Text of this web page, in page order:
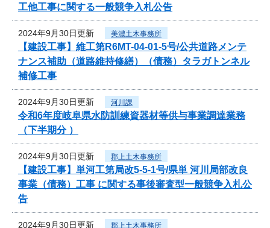
工他工事に関する一般競争入札公告
2024年9月30日更新 美濃土木事務所
【建設工事】維工第R6MT-04-01-5号/公共道路メンテ
ナンス補助（道路維持修繕）（債務）タラガトンネル
補修工事
2024年9月30日更新 河川課
令和6年度岐阜県水防訓練資器材等供与事業調達業務
（下半期分 ）
2024年9月30日更新 郡上土木事務所
【建設工事】単河工第局改5-5-1号/県単 河川局部改良
事業（債務）工事 に関する事後審査型一般競争入札公
告
2024年9月30日更新 郡上土木事務所